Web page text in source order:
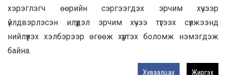
хэрэглэгч өөрийн сэргээгдэх эрчим хүчээр
үйлдвэрлэсэн илүүдэл эрчим хүчээ түгээх сүлжээнд
нийлүүлэх хэлбэрээр өгөөж хүртэх боломж нэмэгдэж
байна.
Хуваалцах Жиргэх